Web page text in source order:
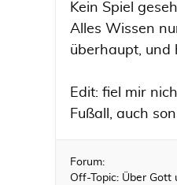
Kein Spiel
Alles Wissen
überhaupt, und
Edit: fiel mir
Fußall, auch
Forum:
Off-Topic: Über Gott